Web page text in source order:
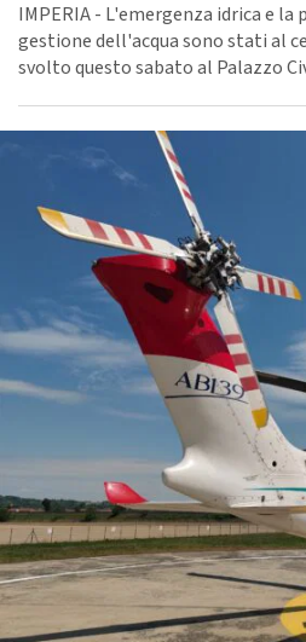
IMPERIA - L'emergenza idrica e
gestione dell'acqua sono stati al
svolto questo sabato al Palazzo